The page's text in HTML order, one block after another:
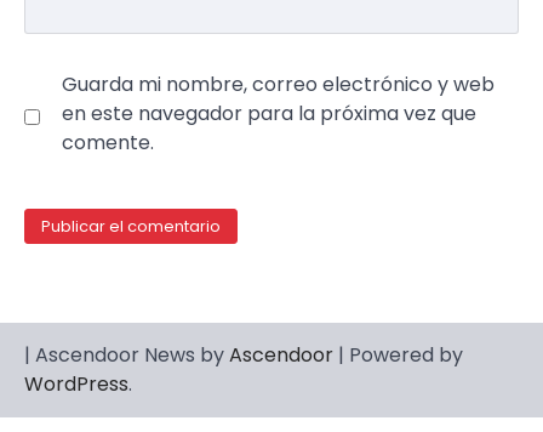
Guarda mi nombre, correo electrónico y web
en este navegador para la próxima vez que
comente.
| Ascendoor News byAscendoor | Powered by
WordPress.